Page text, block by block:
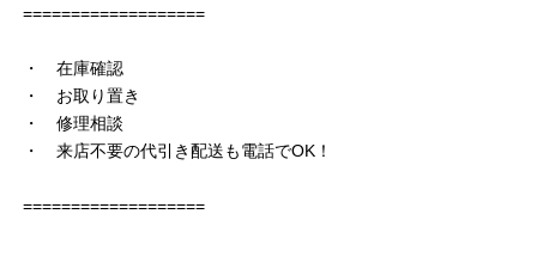
===================
・ 在庫確認
・ お取り置き
・ 修理相談
・ 来店不要の代引き配送も電話でOK！
===================